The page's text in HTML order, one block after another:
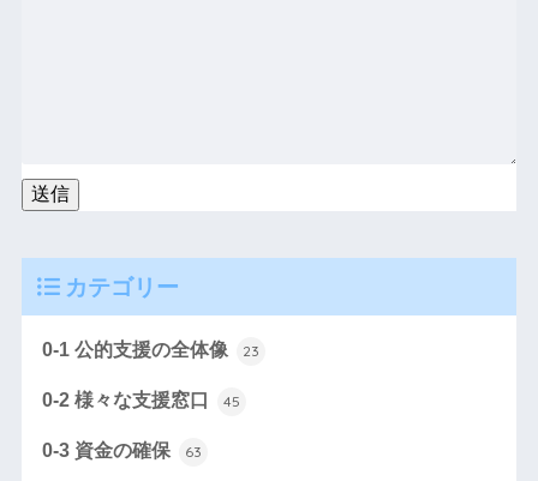
カテゴリー
0-1 公的支援の全体像 23
0-2 様々な支援窓口 45
0-3 資金の確保 63